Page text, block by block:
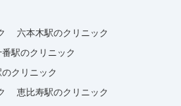
六本木駅のクリニック
番駅のクリニック
のクリニック
恵比寿駅のクリニック